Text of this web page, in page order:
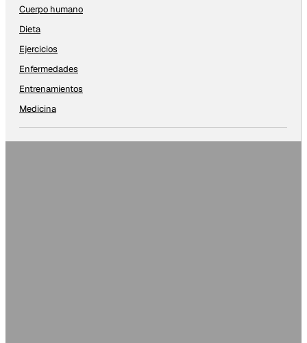
Cuerpo humano
Dieta
Ejercicios
Enfermedades
Entrenamientos
Medicina